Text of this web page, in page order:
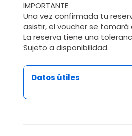
IMPORTANTE
Una vez confirmada tu
asistir, el voucher se
La reserva tiene una
Sujeto a disponibilidad.
Datos útiles